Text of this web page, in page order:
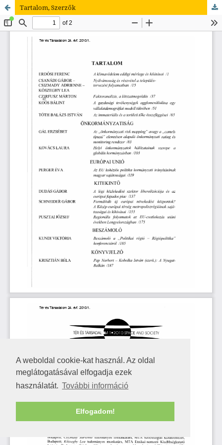
A weboldal cookie-kat használ. Az oldal
meglátogatásával elfogadja ezek
használatát. További információ
Elfogadom!
Tartalom, Szerzők